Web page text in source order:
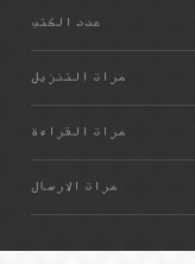
عدد الكتب
مرات التنزيل
مرات القراءة
مرات الارسال